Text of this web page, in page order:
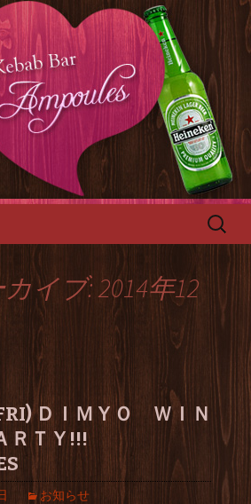
パーティースペー
ーアンプル」
名のダイニングカフェ
ンプル」は、グルグル
。
検
イブ: 2014年12
ＤＩＭＹＯ ＷＩＮ
ＲＴＹ!!!
お知らせ